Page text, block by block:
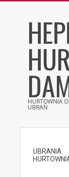
HURTOWNIA
UBRAŃ
Menu
UBRANIA